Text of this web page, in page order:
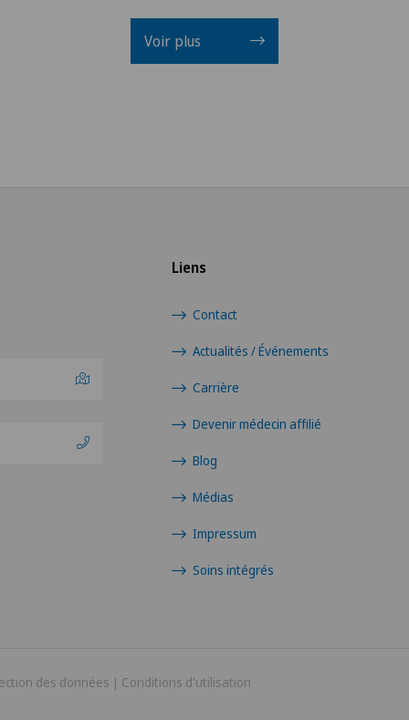
Voir plus
Liens
Contact
Actualités / Événements
Carrière
Devenir médecin affilié
Blog
Médias
Impressum
Soins intégrés
des données | Conditions d'utilisation